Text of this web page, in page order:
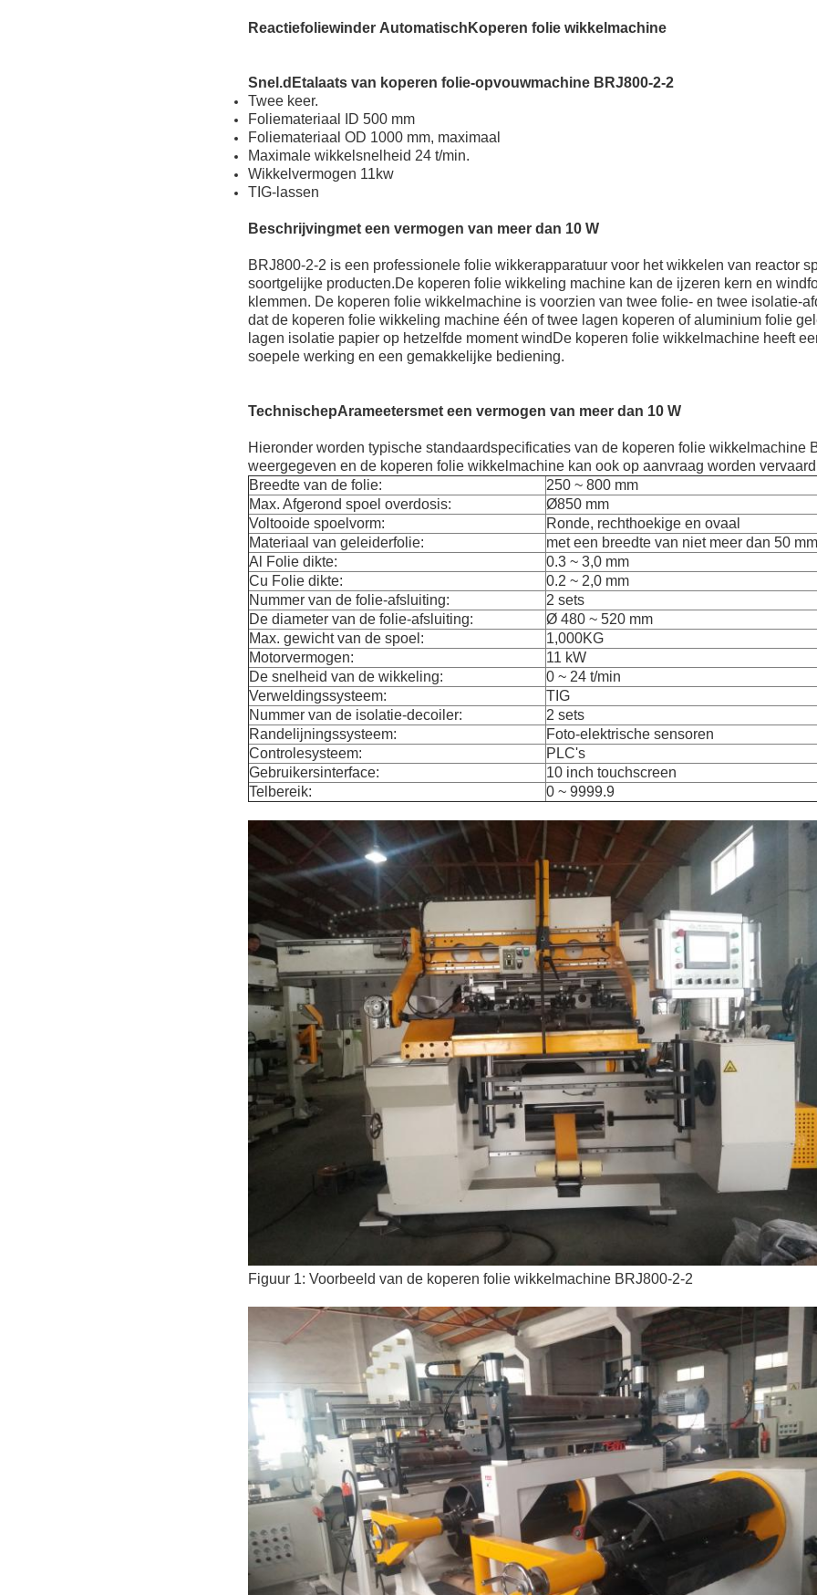
Reactiefoliewinder Automatisch Koperen folie wikkelmachine
Snel.d Etalaats van koperen folie-opvouwmachine BRJ800-2-2
Twee keer.
Foliemateriaal ID 500 mm
Foliemateriaal OD 1000 mm, maximaal
Maximale wikkelsnelheid 24 t/min.
Wikkelvermogen 11kw
TIG-lassen
Beschrijvingmet een vermogen van meer dan 10 W
BRJ800-2-2 is een professionele folie wikkerapparatuur voor het wikkelen van reactor
soortgelijke producten.De koperen folie wikkeling machine kan de ijzeren kern en
klemmen. De koperen folie wikkelmachine is voorzien van twee folie- en twee isolatie-
dat de koperen folie wikkeling machine één of twee lagen koperen of aluminium folie
lagen isolatie papier op hetzelfde moment windDe koperen folie wikkelmachine heeft
soepele werking en een gemakkelijke bediening.
TechnischepArameetersmet een vermogen van meer dan 10 W
Hieronder worden typische standaardspecificaties van de koperen folie wikkelmachine
weergegeven en de koperen folie wikkelmachine kan ook op aanvraag worden
Breedte van de folie:
250 ~ 800 mm
Max. Afgerond spoel overdosis:
Ø850 mm
Voltooide spoelvorm:
Ronde, rechthoekige en ovaal
Materiaal van geleiderfolie:
met een breedte van niet meer dan 50 mm
Al Folie dikte:
0.3 ~ 3,0 mm
Cu Folie dikte:
0.2 ~ 2,0 mm
Nummer van de folie-afsluiting:
2 sets
De diameter van de folie-afsluiting:
Ø 480 ~ 520 mm
Max. gewicht van de spoel:
1,000KG
Motorvermogen:
11 kW
De snelheid van de wikkeling:
0 ~ 24 t/min
Verweldingssysteem:
TIG
Nummer van de isolatie-decoiler:
2 sets
Randelijningssysteem:
Foto-elektrische sensoren
Controlesysteem:
PLC's
Gebruikersinterface:
10 inch touchscreen
Telbereik:
0 ~ 9999.9
Figuur 1: Voorbeeld van de koperen folie wikkelmachine BRJ800-2-2